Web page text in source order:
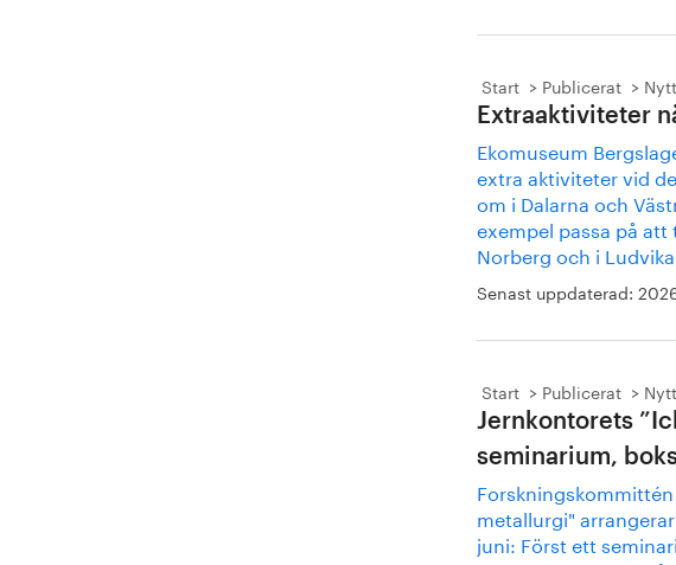
Start Publicerat
Extraaktiviteter
Ekomuseum
extra aktiviteter vid
om i Dalarna och
exempel passa på
Norberg och i
Senast uppdaterad:
Start Publicerat
Jernkontorets
seminarium,
metallurgi"
juni: Först ett